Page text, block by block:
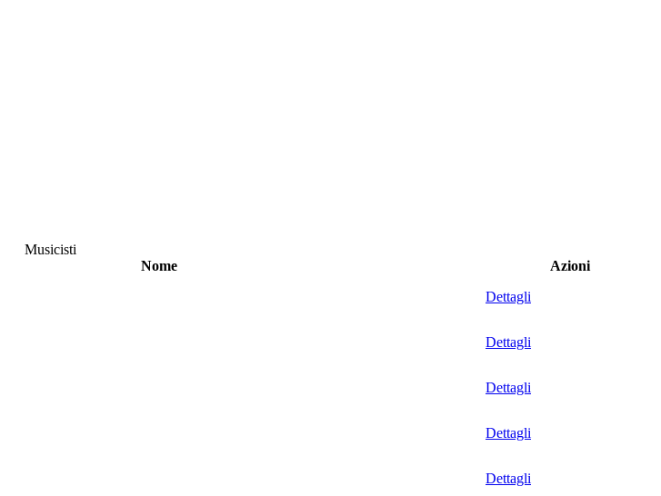
Musicisti
Nome
Azioni
Dettagli
Dettagli
Dettagli
Dettagli
Dettagli